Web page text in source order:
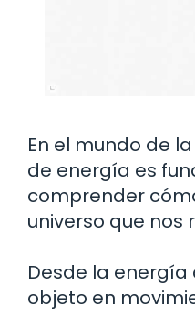
En el mundo de
de energía es
comprender
universo que nos
Desde la energía
objeto en